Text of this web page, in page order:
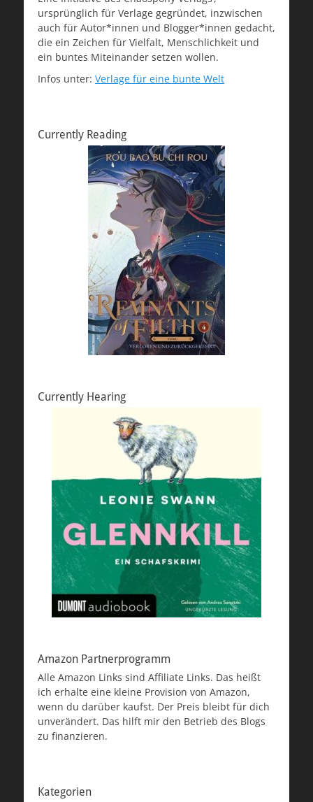
ursprünglich für Verlage gegründet, inzwischen
auch für Autor*innen und Blogger*innen gedacht,
die ein Zeichen für Vielfalt, Menschlichkeit und
ein buntes Miteinander setzen wollen.
Infos unter: Verlage für eine bunte Welt
Currently Reading
Currently Hearing
Amazon Partnerprogramm
Alle Amazon Links sind Affiliate Links. Das heißt
ich erhalte eine kleine Provision von Amazon,
wenn du darüber kaufst. Der Preis bleibt für dich
unverändert. Das hilft mir den Betrieb des Blogs
zu finanzieren.
Kategorien